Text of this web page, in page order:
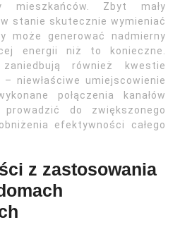
mieszkańców. Zbyt mały
stanie skutecznie wymieniać
może generować nadmierny
energii niż to konieczne.
również kwestie
niewłaściwe umiejscowienie
połączenia kanałów
do zwiększonego
efektywności całego
z zastosowania